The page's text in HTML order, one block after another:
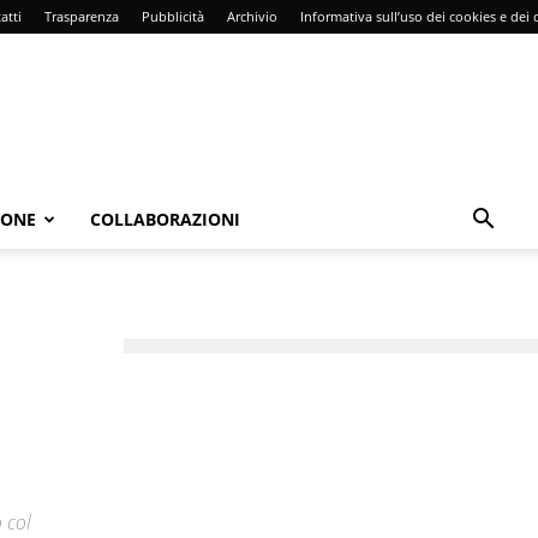
Trasparenza Pubblicità Archivio Informativa sull’uso dei cookies e dei
COLLABORAZIONI
col